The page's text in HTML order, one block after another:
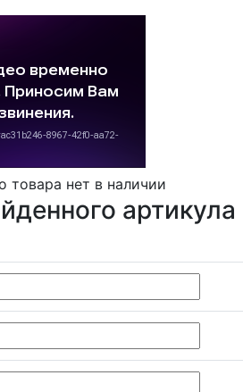
товара нет в наличии
артикула